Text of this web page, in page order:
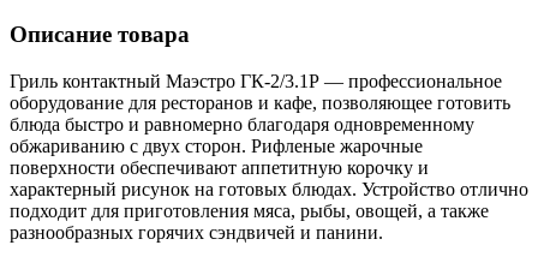
Описание товара
Гриль контактный Маэстро ГК-2/3.1Р — профессиональное
оборудование для ресторанов и кафе, позволяющее готовить
блюда быстро и равномерно благодаря одновременному
обжариванию с двух сторон. Рифленые жарочные
поверхности обеспечивают аппетитную корочку и
характерный рисунок на готовых блюдах. Устройство отлично
подходит для приготовления мяса, рыбы, овощей, а также
разнообразных горячих сэндвичей и панини.